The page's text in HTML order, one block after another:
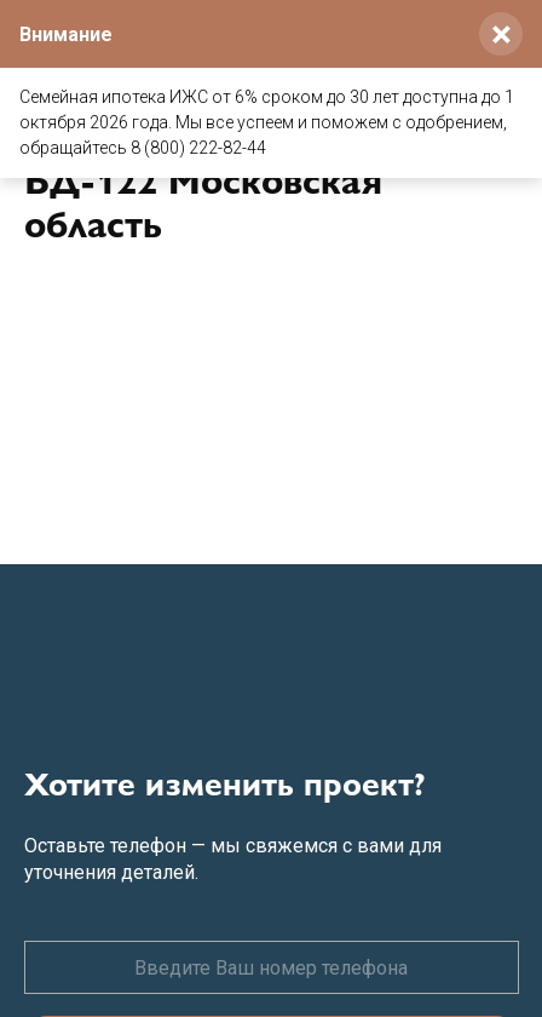
Внимание ×
Семейная ипотека ИЖС от 6% сроком до 30 лет доступна до 1
октября 2026 года. Мы все успеем и поможем с одобрением,
обращайтесь 8 (800) 222-82-44
Дом из клееного бруса
БД-122 Московская
область
Хотите изменить проект?
Оставьте телефон — мы свяжемся с вами для
уточнения деталей.